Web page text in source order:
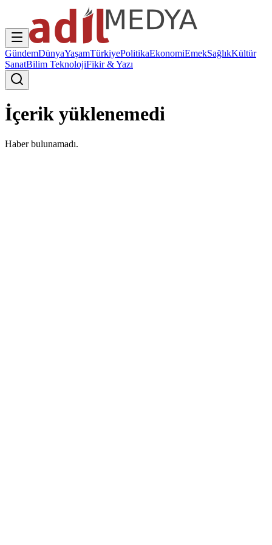
GündemDünyaYaşamTürkiyePolitikaEkonomiEmekSağlıkKültür
SanatBilim TeknolojiFikir & Yazı
İçerik yüklenemedi
Haber bulunamadı.